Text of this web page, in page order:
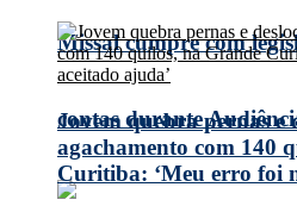
Missal cumpre com
contas durante
Jovem quebra pernas e
agachamento com 140
Curitiba: ‘Meu erro foi